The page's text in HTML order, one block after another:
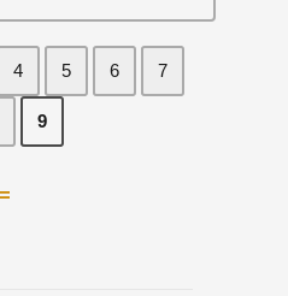
4 5 6 7
9